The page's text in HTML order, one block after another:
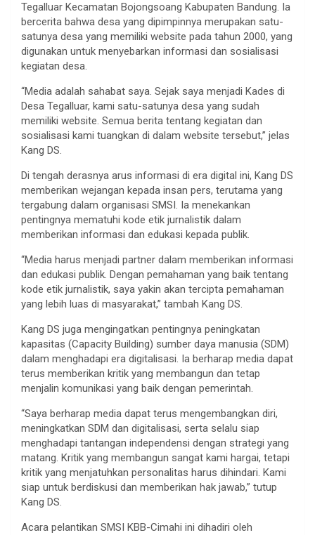
Tegalluar Kecamatan Bojongsoang Kabupaten Bandung. Ia
bercerita bahwa desa yang dipimpinnya merupakan satu-
satunya desa yang memiliki website pada tahun 2000, yang
digunakan untuk menyebarkan informasi dan sosialisasi
kegiatan desa.
“Media adalah sahabat saya. Sejak saya menjadi Kades di
Desa Tegalluar, kami satu-satunya desa yang sudah
memiliki website. Semua berita tentang kegiatan dan
sosialisasi kami tuangkan di dalam website tersebut,” jelas
Kang DS.
Di tengah derasnya arus informasi di era digital ini, Kang DS
memberikan wejangan kepada insan pers, terutama yang
tergabung dalam organisasi SMSI. Ia menekankan
pentingnya mematuhi kode etik jurnalistik dalam
memberikan informasi dan edukasi kepada publik.
“Media harus menjadi partner dalam memberikan informasi
dan edukasi publik. Dengan pemahaman yang baik tentang
kode etik jurnalistik, saya yakin akan tercipta pemahaman
yang lebih luas di masyarakat,” tambah Kang DS.
Kang DS juga mengingatkan pentingnya peningkatan
kapasitas (Capacity Building) sumber daya manusia (SDM)
dalam menghadapi era digitalisasi. Ia berharap media dapat
terus memberikan kritik yang membangun dan tetap
menjalin komunikasi yang baik dengan pemerintah.
“Saya berharap media dapat terus mengembangkan diri,
meningkatkan SDM dan digitalisasi, serta selalu siap
menghadapi tantangan independensi dengan strategi yang
matang. Kritik yang membangun sangat kami hargai, tetapi
kritik yang menjatuhkan personalitas harus dihindari. Kami
siap untuk berdiskusi dan memberikan hak jawab,” tutup
Kang DS.
Acara pelantikan SMSI KBB-Cimahi ini dihadiri oleh